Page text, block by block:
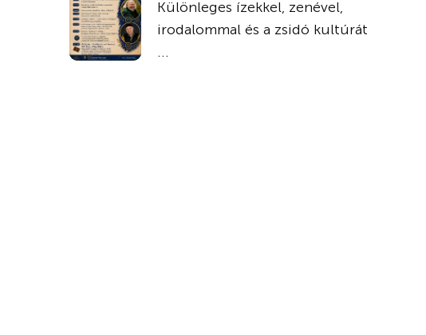
Különleges ízekkel, zenével,
irodalommal és a zsidó kultúrát
...